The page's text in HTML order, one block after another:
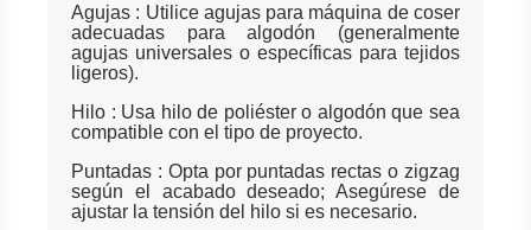
Agujas : Utilice agujas para máquina de coser
adecuadas para algodón (generalmente
agujas universales o específicas para tejidos
ligeros).
Hilo : Usa hilo de poliéster o algodón que sea
compatible con el tipo de proyecto.
Puntadas : Opta por puntadas rectas o zigzag
según el acabado deseado; Asegúrese de
ajustar la tensión del hilo si es necesario.